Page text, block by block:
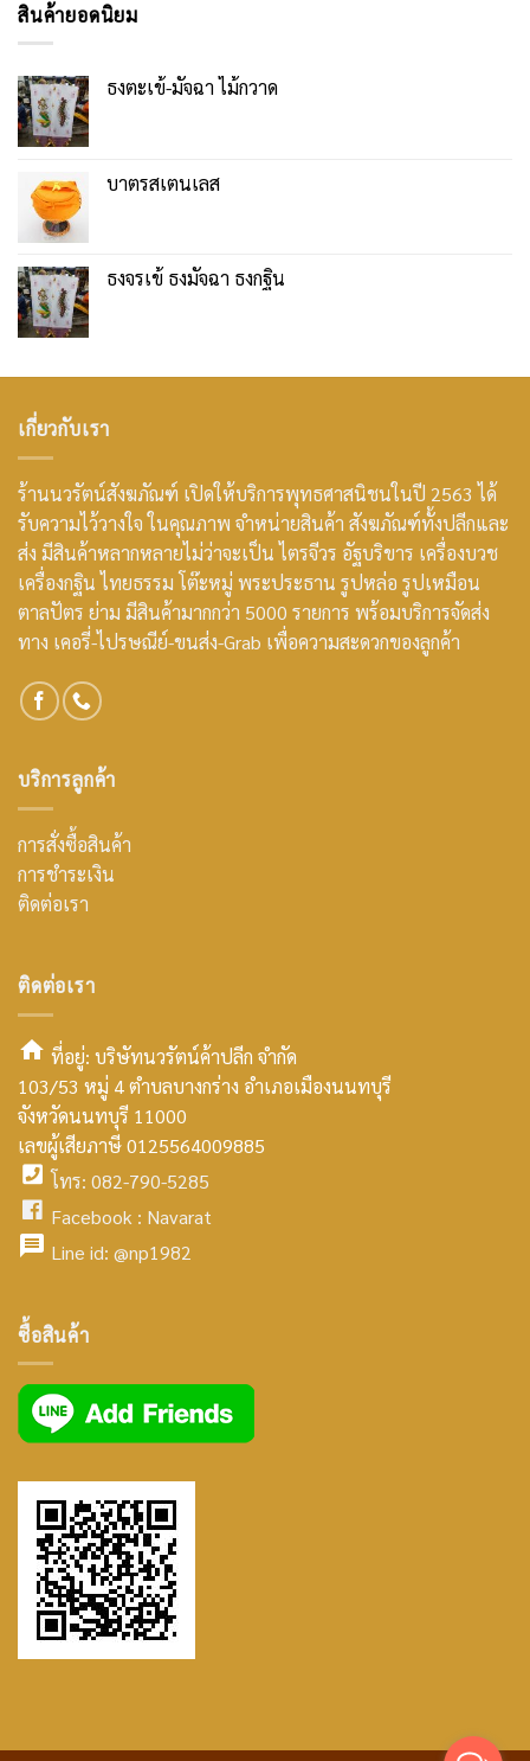
สินค้ายอดนิยม
ธงตะเข้-มัจฉา ไม้กวาด
บาตรสเตนเลส
ธงจรเข้ ธงมัจฉา ธงกฐิน
เกี่ยวกับเรา
ร้านนวรัตน์สังฆภัณฑ์ เปิดให้บริการพุทธศาสนิชนในปี 2563 ได้
รับความไว้วางใจ ในคุณภาพ จำหน่ายสินค้า สังฆภัณฑ์ทั้งปลีกและ
ส่ง มีสินค้าหลากหลายไม่ว่าจะเป็น ไตรจีวร อัฐบริขาร เครื่องบวช
เครื่องกฐิน ไทยธรรม โต๊ะหมู่ พระประธาน รูปหล่อ รูปเหมือน
ตาลปัตร ย่าม มีสินค้ามากกว่า 5000 รายการ พร้อมบริการจัดส่ง
ทาง เคอรี่-ไปรษณีย์-ขนส่ง-Grab เพื่อความสะดวกของลูกค้า
บริการลูกค้า
การสั่งซื้อสินค้า
การชำระเงิน
ติดต่อเรา
ติดต่อเรา
smt2
home
icon
ที่อยู่: บริษัทนวรัตน์ค้าปลีก จำกัด
103/53 หมู่ 4 ตำบลบางกร่าง อำเภอเมืองนนทบุรี
จังหวัดนนทบุรี 11000
เลขผู้เสียภาษี 0125564009885
facebook
icon
โทร: 082-790-5285
facebook
Facebook : Navarat
icon
Line id: @np1982
ซื้อสินค้า